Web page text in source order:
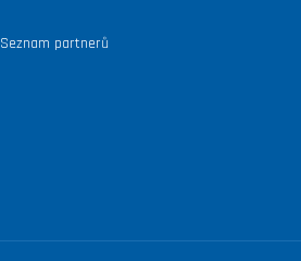
Seznam partnerů